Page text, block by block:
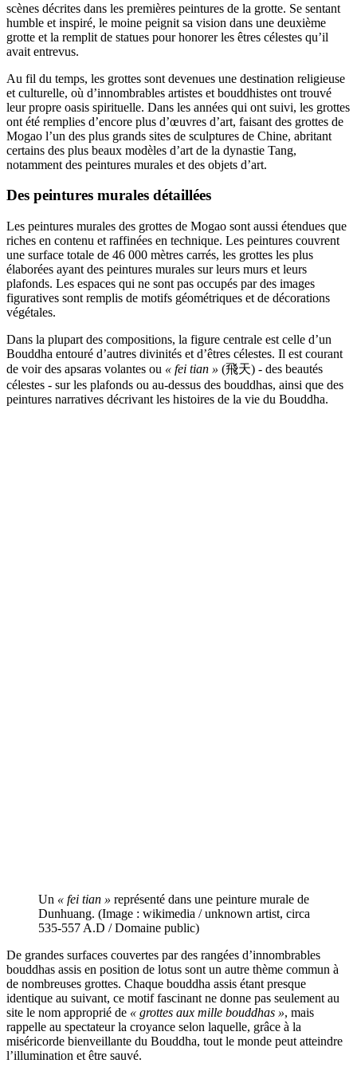
scènes décrites dans les premières peintures de la grotte. Se sentant
humble et inspiré, le moine peignit sa vision dans une deuxième
grotte et la remplit de statues pour honorer les êtres célestes qu’il
avait entrevus.
Au fil du temps, les grottes sont devenues une destination religieuse
et culturelle, où d’innombrables artistes et bouddhistes ont trouvé
leur propre oasis spirituelle. Dans les années qui ont suivi, les grottes
ont été remplies d’encore plus d’œuvres d’art, faisant des grottes de
Mogao l’un des plus grands sites de sculptures de Chine, abritant
certains des plus beaux modèles d’art de la dynastie Tang,
notamment des peintures murales et des objets d’art.
Des peintures murales détaillées
Les peintures murales des grottes de Mogao sont aussi étendues que
riches en contenu et raffinées en technique. Les peintures couvrent
une surface totale de 46 000 mètres carrés, les grottes les plus
élaborées ayant des peintures murales sur leurs murs et leurs
plafonds. Les espaces qui ne sont pas occupés par des images
figuratives sont remplis de motifs géométriques et de décorations
végétales.
Dans la plupart des compositions, la figure centrale est celle d’un
Bouddha entouré d’autres divinités et d’êtres célestes. Il est courant
de voir des apsaras volantes ou « fei tian » (飛天) - des beautés
célestes - sur les plafonds ou au-dessus des bouddhas, ainsi que des
peintures narratives décrivant les histoires de la vie du Bouddha.
Un « fei tian » représenté dans une peinture murale de
Dunhuang. (Image : wikimedia / unknown artist, circa
535-557 A.D / Domaine public)
De grandes surfaces couvertes par des rangées d’innombrables
bouddhas assis en position de lotus sont un autre thème commun à
de nombreuses grottes. Chaque bouddha assis étant presque
identique au suivant, ce motif fascinant ne donne pas seulement au
site le nom approprié de « grottes aux mille bouddhas », mais
rappelle au spectateur la croyance selon laquelle, grâce à la
miséricorde bienveillante du Bouddha, tout le monde peut atteindre
l’illumination et être sauvé.